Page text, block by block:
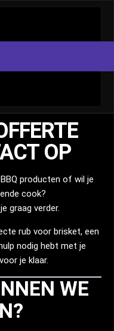
OP
producten of wil je
cook?
graag verder.
rub voor brisket, een
nodig hebt met je
je klaar.
WE